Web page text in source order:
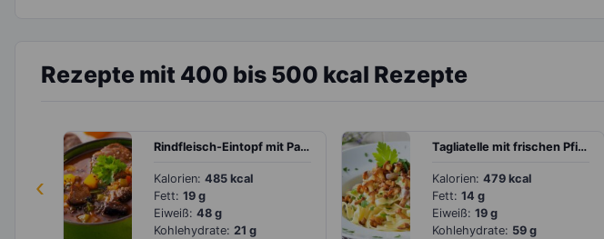
Rezepte mit 400 bis 500 kcal Rezepte
‹
Rindfleisch-Eintopf mit Paprika-Mix
Kalorien: 485 kcal
Fett: 19 g
Eiweiß: 48 g
Kohlehydrate: 21 g
Tagliatelle mit frischen Pfifferlingen
Kalorien: 479 kcal
Fett: 14 g
Eiweiß: 19 g
Kohlehydrate: 59 g